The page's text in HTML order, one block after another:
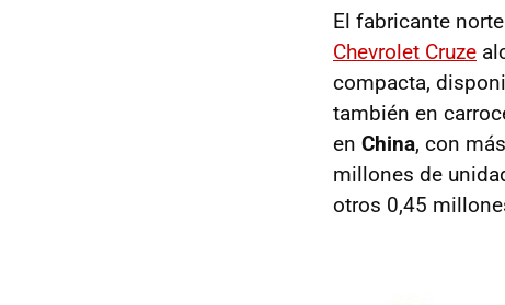
El fabricante
Chevrolet Cruze
compacta,
también en
en China, con
millones de
otros 0,45